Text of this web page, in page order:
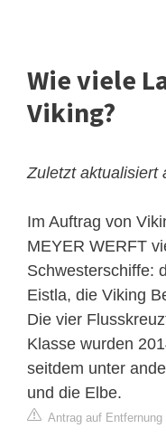
Wie viele
Viking?
Zuletzt aktualisiert
Im Auftrag von
MEYER WERFT
Schwesterschiffe:
Eistla, die Viking
Die vier
Klasse wurden
seitdem unter
und die Elbe.
Antrag auf Entfernung